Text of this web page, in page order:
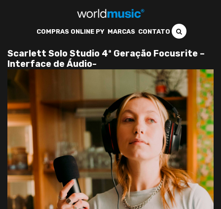
COMPRAS ONLINE PY MARCAS CONTATO
Scarlett Solo Studio 4ª Geração Focusrite –
Interface de Áudio-